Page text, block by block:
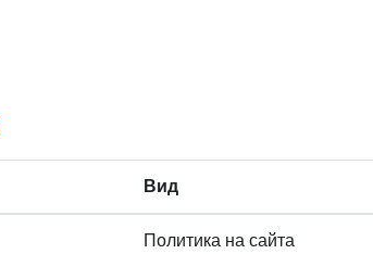
Вид
Политика на сайта